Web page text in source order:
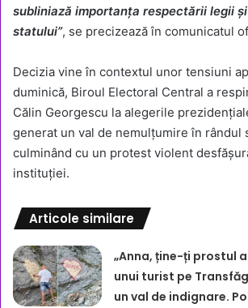
subliniază importanța respectării legii
statului”, se precizează în comunicatul
Decizia vine în contextul unor tensiuni
duminică, Biroul Electoral Central a
Călin Georgescu la alegerile
generat un val de nemulțumire în rândul
culminând cu un protest violent
instituției.
Articole similare
„Anna, ține-ți prostul
unui turist pe
un val de indignare.